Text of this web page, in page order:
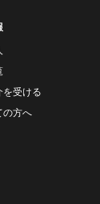
を受ける
の方へ